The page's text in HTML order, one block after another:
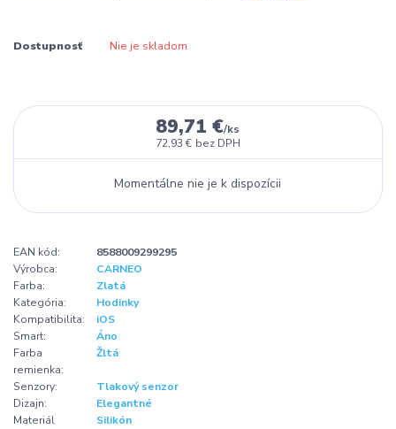
Dostupnosť Nie je skladom
89,71 €/ks
72,93 € bez DPH
Momentálne nie je k dispozícii
EAN kód:
8588009299295
Výrobca:
CARNEO
Farba:
Zlatá
Kategória:
Hodinky
Kompatibilita:
iOS
Smart:
Áno
Farba
remienka:
Žltá
Senzory:
Tlakový senzor
Dizajn:
Elegantné
Materiál
Silikón